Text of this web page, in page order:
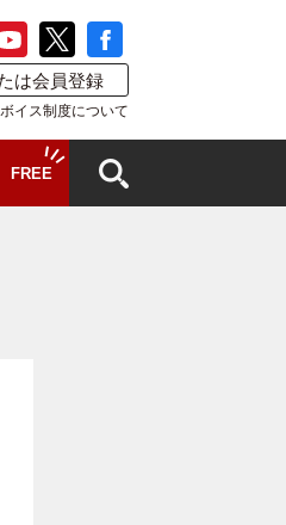
は会員登録
イス制度について
FREE